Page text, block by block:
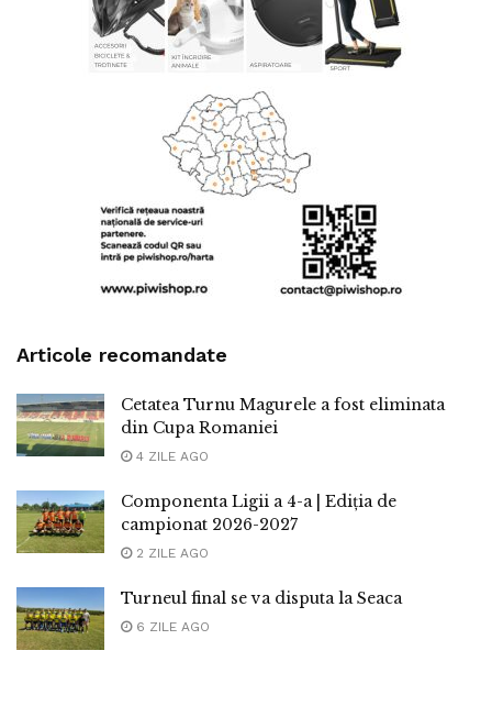
Articole recomandate
Cetatea Turnu Magurele a fost eliminata
din Cupa Romaniei
4 ZILE AGO
Componenta Ligii a 4-a | Ediția de
campionat 2026-2027
2 ZILE AGO
Turneul final se va disputa la Seaca
6 ZILE AGO